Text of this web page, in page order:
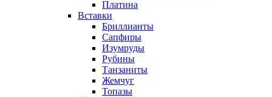
Платина
Вставки
Бриллианты
Сапфиры
Изумруды
Рубины
Танзаниты
Жемчуг
Топазы